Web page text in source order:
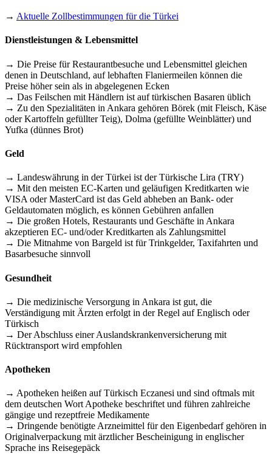
→ Aktuelle Zollbestimmungen für die Türkei
Dienstleistungen & Lebensmittel
→ Die Preise für Restaurantbesuche und Lebensmittel gleichen
denen in Deutschland, auf lebhaften Flaniermeilen können die
Preise höher sein als in abgelegenen Ecken
→ Das Feilschen mit Händlern ist auf türkischen Basaren üblich
→ Zu den Spezialitäten in Ankara gehören Börek (mit Fleisch, Käse
oder Kartoffeln gefüllter Teig), Dolma (gefüllte Weinblätter) und
Yufka (dünnes Brot)
Geld
→ Landeswährung in der Türkei ist der Türkische Lira (TRY)
→ Mit den meisten EC-Karten und geläufigen Kreditkarten wie
VISA oder MasterCard ist das Geld abheben an Bank- oder
Geldautomaten möglich, es können Gebühren anfallen
→ Die großen Hotels, Restaurants und Geschäfte in Ankara
akzeptieren EC- und/oder Kreditkarten als Zahlungsmittel
→ Die Mitnahme von Bargeld ist für Trinkgelder, Taxifahrten und
Basarbesuche sinnvoll
Gesundheit
→ Die medizinische Versorgung in Ankara ist gut, die
Verständigung mit Ärzten erfolgt in der Regel auf Englisch oder
Türkisch
→ Der Abschluss einer Auslandskrankenversicherung mit
Rücktransport wird empfohlen
Apotheken
→ Apotheken heißen auf Türkisch Eczanesi und sind oftmals mit
dem deutschen Wort Apotheke beschriftet und führen zahlreiche
gängige und rezeptfreie Medikamente
→ Dringende benötigte Arzneimittel für den Eigenbedarf gehören in
Originalverpackung mit ärztlicher Bescheinigung in englischer
Sprache ins Reisegepäck